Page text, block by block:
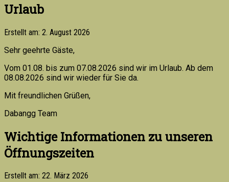
Urlaub
Erstellt am: 2. August 2026
Sehr geehrte Gäste,
Vom 01.08. bis zum 07.08.2026 sind wir im Urlaub. Ab dem
08.08.2026 sind wir wieder für Sie da.
Mit freundlichen Grüßen,
Dabangg Team
Wichtige Informationen zu unseren
Öffnungszeiten
Erstellt am: 22. März 2026